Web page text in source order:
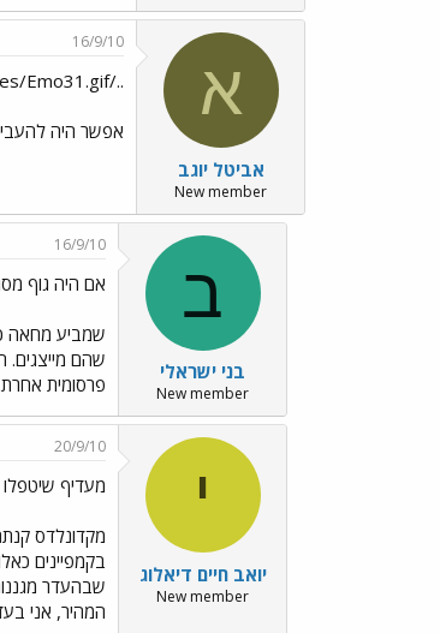
א
אביטל יוגב
New member
16/9/10
../images/Emo31.gif שונאת שנטפלים לאחרים, גם אם הם חזקים
אפשר היה
ב
בני ישראלי
New member
16/9/10
אם היה גוף
שמביע מחאה
שהם מייצגים.
פרסומית
י
יואב חיים דיאלוג
New member
20/9/10
מעדיף
מקדונלדס
בקמפיינים
שבהעדר
המהיר, אני